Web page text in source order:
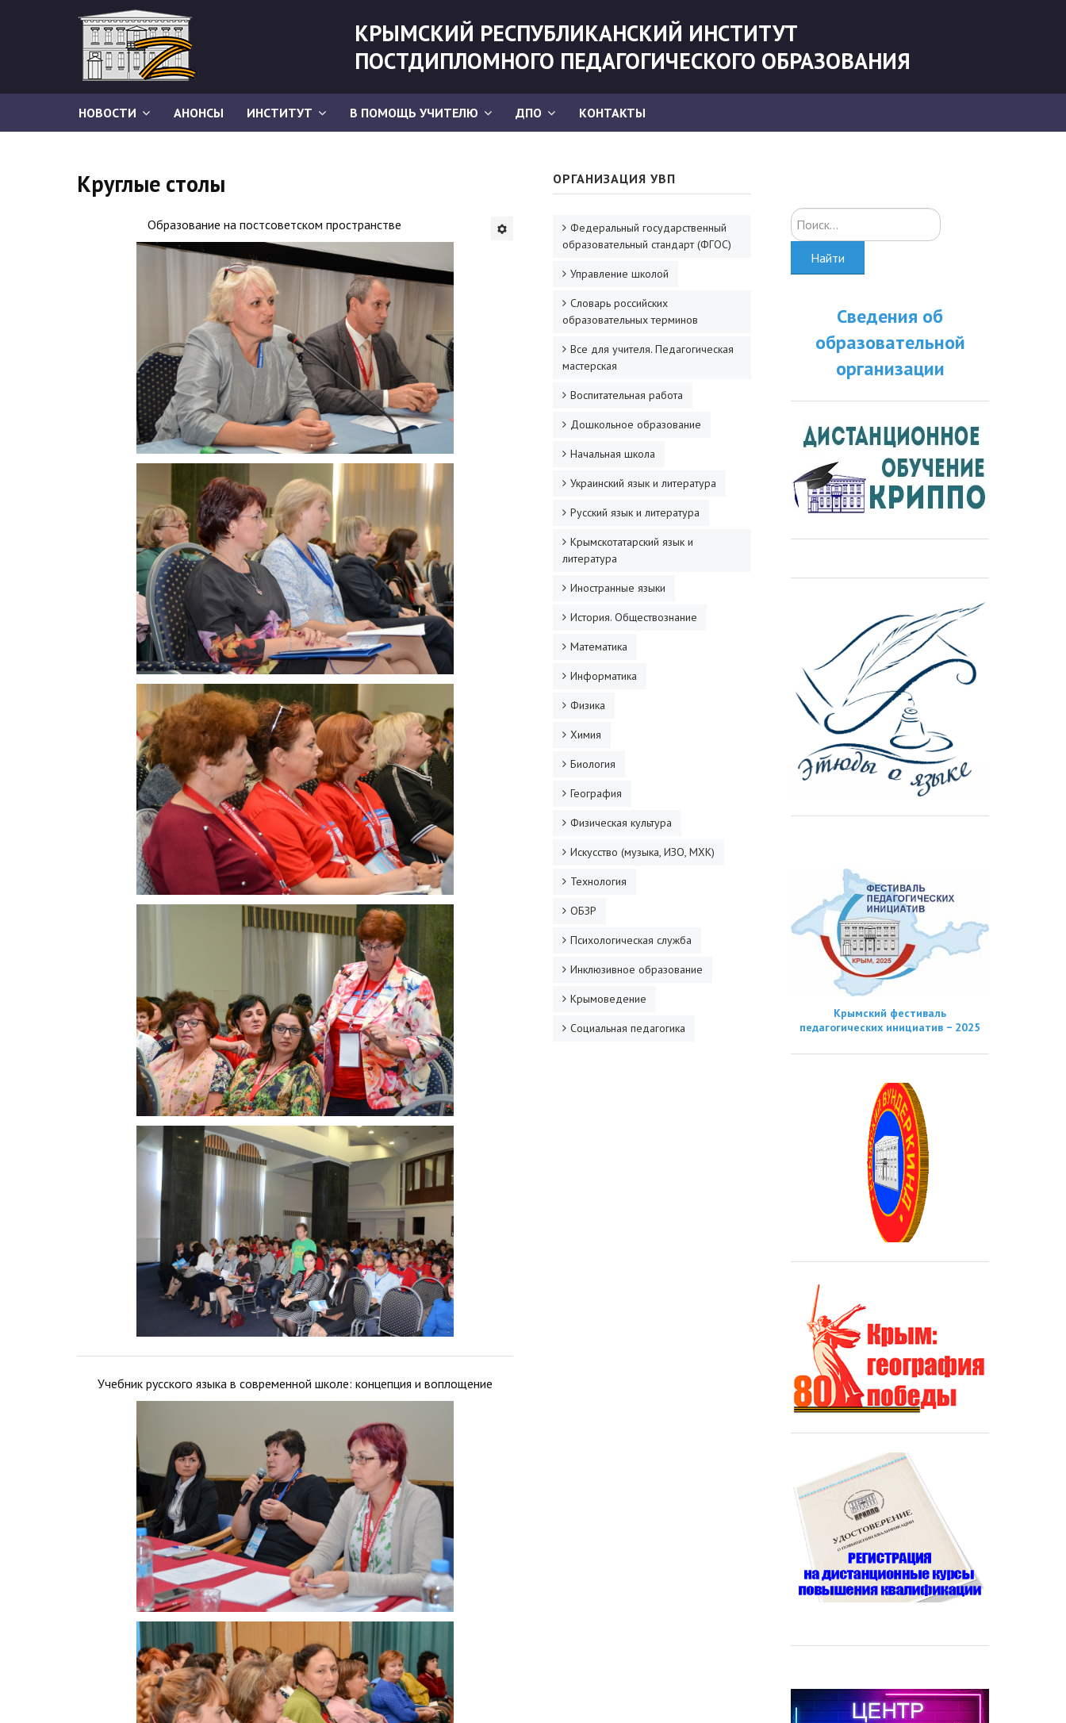
КРЫМСКИЙ РЕСПУБЛИКАНСКИЙ ИНСТИТУТ
ПОСТДИПЛОМНОГО ПЕДАГОГИЧЕСКОГО ОБРАЗОВАНИЯ
НОВОСТИ АНОНСЫ ИНСТИТУТ В ПОМОЩЬ УЧИТЕЛЮ ДПО КОНТАКТЫ
Круглые столы
Образование на постсоветском пространстве
Учебник русского языка в современной школе: концепция и воплощение
ОРГАНИЗАЦИЯ УВП
Федеральный государственный
образовательный стандарт (ФГОС)
Управление школой
Словарь российских
образовательных терминов
Все для учителя. Педагогическая
мастерская
Воспитательная работа
Дошкольное образование
Начальная школа
Украинский язык и литература
Русский язык и литература
Крымскотатарский язык и
литература
Иностранные языки
История. Обществознание
Математика
Информатика
Физика
Химия
Биология
География
Физическая культура
Искусство (музыка, ИЗО, МХК)
Технология
ОБЗР
Психологическая служба
Инклюзивное образование
Крымоведение
Социальная педагогика
Искать...
Найти
Сведения об
образовательной
организации
Крымский фестиваль
педагогических инициатив − 2025